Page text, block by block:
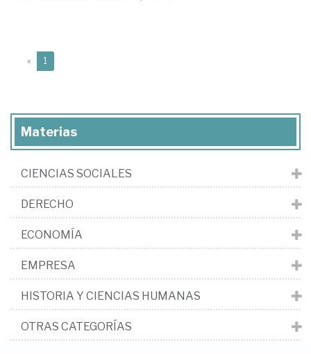
« 1
Materias
CIENCIAS SOCIALES
DERECHO
ECONOMÍA
EMPRESA
HISTORIA Y CIENCIAS HUMANAS
OTRAS CATEGORÍAS